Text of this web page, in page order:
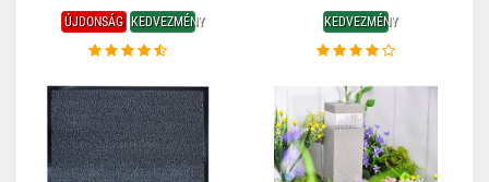
ÚJDONSÁG KEDVEZMÉNY KEDVEZMÉNY